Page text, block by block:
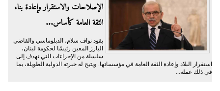
الإصلاحات والاستقرار وإعادة بناء
الثقة العامة كأساس...
يقود نواف سلام، الدبلوماسي والقاضي
البارز المعين رئيسًا لحكومة لبنان،
سلسلة من الإجراءات التي تهدف إلى
استقرار البلاد وإعادة الثقة العامة في مؤسساتها. ويتيح له خبرته الدولية الطويلة، بما
في ذلك عمله...